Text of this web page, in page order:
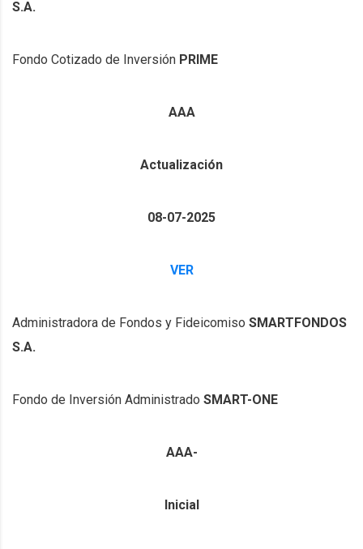
S.A.
Fondo Cotizado de Inversión PRIME
AAA
Actualización
08-07-2025
VER
Administradora de Fondos y Fideicomiso SMARTFONDOS
S.A.
Fondo de Inversión Administrado SMART-ONE
AAA-
Inicial